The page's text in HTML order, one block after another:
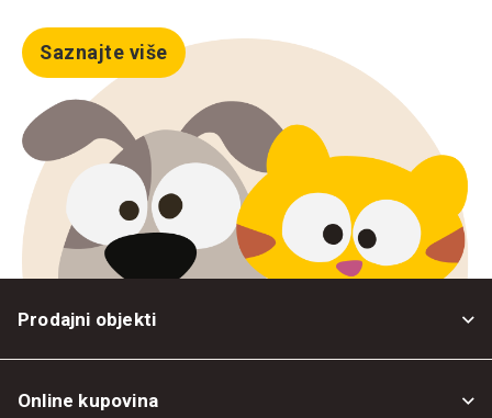
Saznajte više
Prodajni objekti
Online kupovina